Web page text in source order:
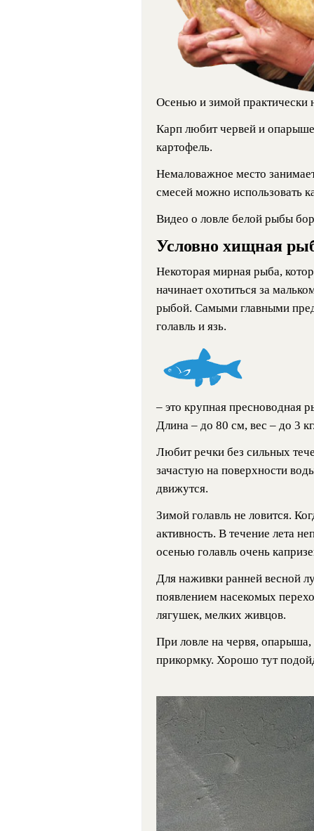
Осенью и зимой практически
Карп любит червей и
картофель.
Немаловажное место
смесей можно использовать
Видео о ловле белой рыбы
Условно хищная
Некоторая мирная рыба,
начинает охотиться за
рыбой. Самыми главными
голавль и язь.
– это крупная пресноводная
Длина – до 80 см, вес – до 3
Любит речки без сильных
зачастую на поверхности
движутся.
Зимой голавль не ловится.
активность. В течение лета
осенью голавль очень
Для наживки ранней весной
появлением насекомых
лягушек, мелких живцов.
При ловле на червя, опарыша,
прикормку. Хорошо тут